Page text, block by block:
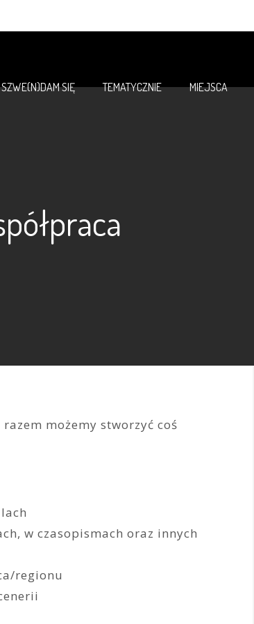
SZWE(N)DAM SIĘ TEMATYCZNIE MIEJSCA
możemy stworzyć coś
w czasopismach oraz innych
regionu